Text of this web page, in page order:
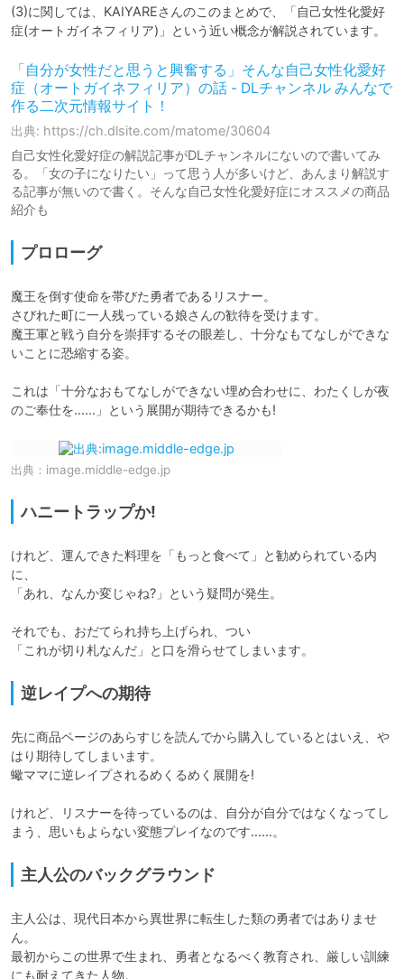
(3)に関しては、KAIYAREさんのこのまとめで、「自己女性化愛好
症(オートガイネフィリア)」という近い概念が解説されています。
「自分が女性だと思うと興奮する」そんな自己女性化愛好
症（オートガイネフィリア）の話 - DLチャンネル みんなで
作る二次元情報サイト！
出典: https://ch.dlsite.com/matome/30604
自己女性化愛好症の解説記事がDLチャンネルにないので書いてみ
る。「女の子になりたい」って思う人が多いけど、あんまり解説す
る記事が無いので書く。そんな自己女性化愛好症にオススメの商品
紹介も
プロローグ
魔王を倒す使命を帯びた勇者であるリスナー。
さびれた町に一人残っている娘さんの歓待を受けます。
魔王軍と戦う自分を崇拝するその眼差し、十分なもてなしができな
いことに恐縮する姿。
これは「十分なおもてなしができない埋め合わせに、わたくしが夜
のご奉仕を……」という展開が期待できるかも!
出典： image.middle-edge.jp
ハニートラップか!
けれど、運んできた料理を「もっと食べて」と勧められている内
に、
「あれ、なんか変じゃね?」という疑問が発生。
それでも、おだてられ持ち上げられ、つい
「これが切り札なんだ」と口を滑らせてしまいます。
逆レイプへの期待
先に商品ページのあらすじを読んでから購入しているとはいえ、や
はり期待してしまいます。
蠍ママに逆レイプされるめくるめく展開を!
けれど、リスナーを待っているのは、自分が自分ではなくなってし
まう、思いもよらない変態プレイなのです……。
主人公のバックグラウンド
主人公は、現代日本から異世界に転生した類の勇者ではありませ
ん。
最初からこの世界で生まれ、勇者となるべく教育され、厳しい訓練
にも耐えてきた人物。